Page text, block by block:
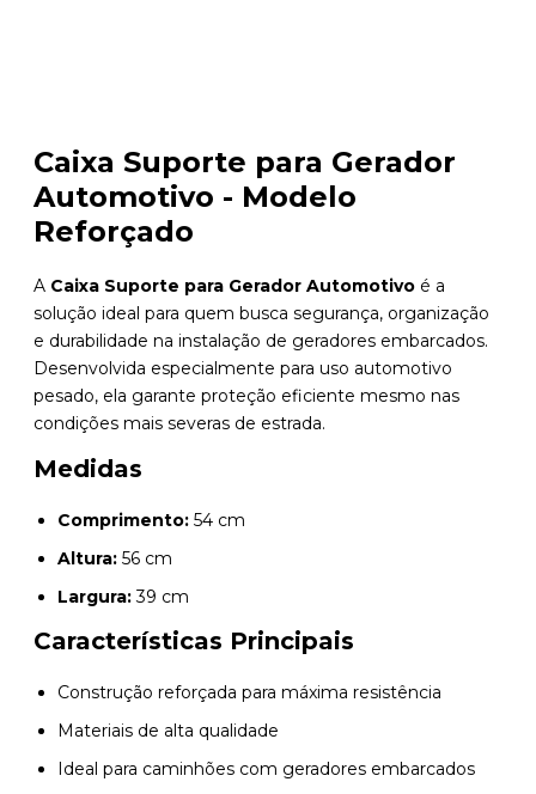
Caixa Suporte para Gerador
Automotivo - Modelo
Reforçado
A Caixa Suporte para Gerador Automotivoé a
solução ideal para quem busca segurança, organização
e durabilidade na instalação de geradores embarcados.
Desenvolvida especialmente para uso automotivo
pesado, ela garante proteção eficiente mesmo nas
condições mais severas de estrada.
Medidas
Comprimento:54 cm
Altura:56 cm
Largura:39 cm
Características Principais
Construção reforçada para máxima resistência
Materiais de alta qualidade
Ideal para caminhões com geradores embarcados